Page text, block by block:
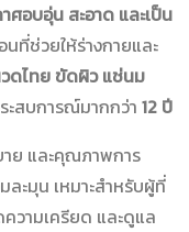
อบอุ่น สะอาด และเป็น
ช่วยให้ร่างกายและ
ดไทย ขัดผิว แช่นม
สบการณ์มากกว่า 12 ปี
าย และคุณภาพการ
ะมุน เหมาะสำหรับผู้ที่
วามเครียด และดูแล